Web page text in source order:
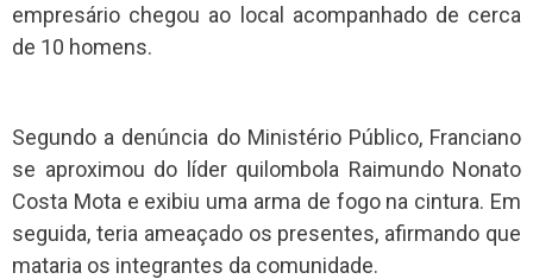
empresário chegou ao local acompanhado de cerca
de 10 homens.
Segundo a denúncia do Ministério Público, Franciano
se aproximou do líder quilombola Raimundo Nonato
Costa Mota e exibiu uma arma de fogo na cintura. Em
seguida, teria ameaçado os presentes, afirmando que
mataria os integrantes da comunidade.